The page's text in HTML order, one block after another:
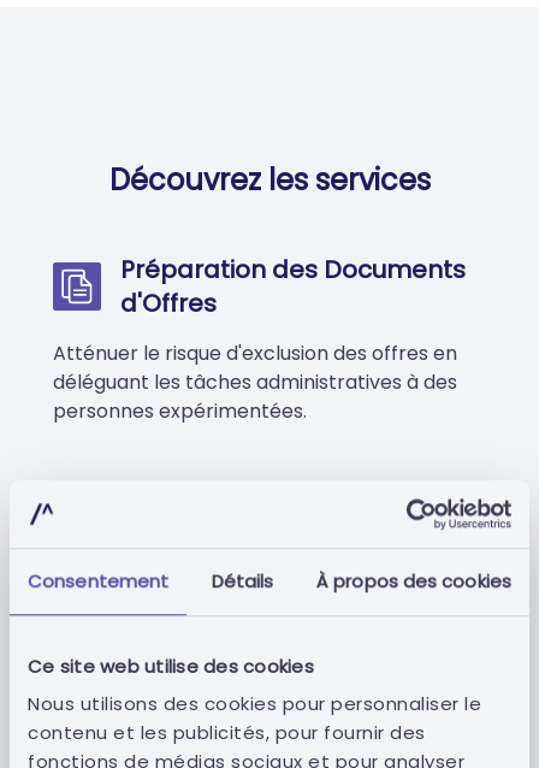
Consentement Détails À propos des cookies
Ce site web utilise des cookies
Nous utilisons des cookies pour personnaliser le
contenu et les publicités, pour fournir des
fonctions de médias sociaux et pour analyser
Découvrez les services
Préparation des Documents
d'Offres
Atténuer le risque d'exclusion des offres en
déléguant les tâches administratives à des
personnes expérimentées.
Soumission de l'Offre
Ne perdez jamais un contrat à cause
d'erreurs dans la soumission d'une offre.